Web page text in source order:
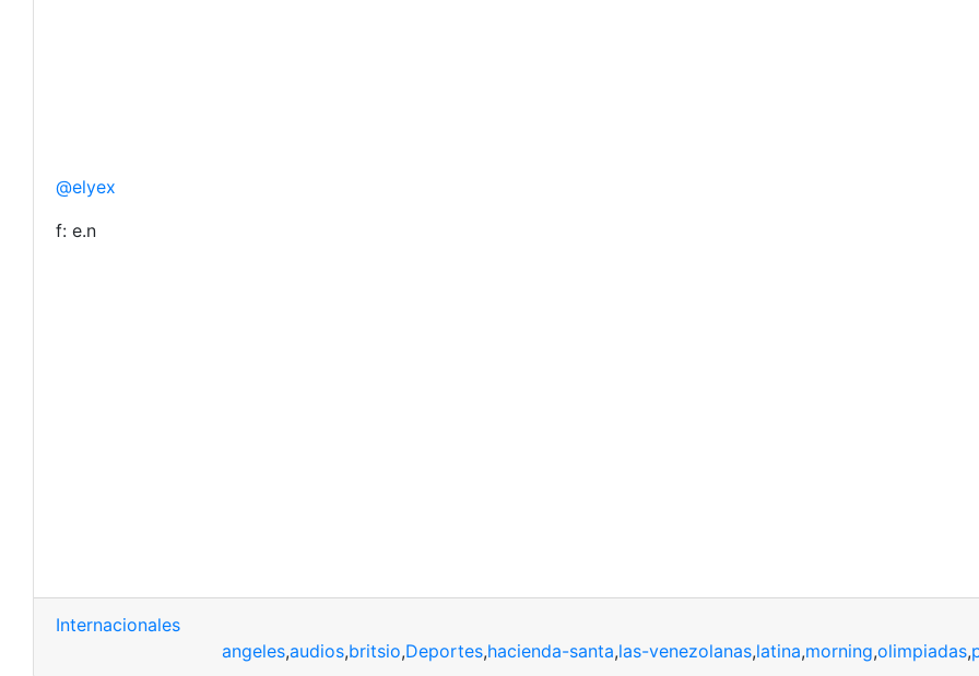
@elyex
f: e.n
Internacionales
angeles,audios,britsio,Deportes,hacienda-santa,las-venezolanas,latina,morning,olimpiadas,